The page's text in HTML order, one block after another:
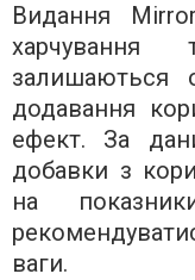
Видання
харчування
залишаються
додавання
ефект. За
добавки з
на
ваги.